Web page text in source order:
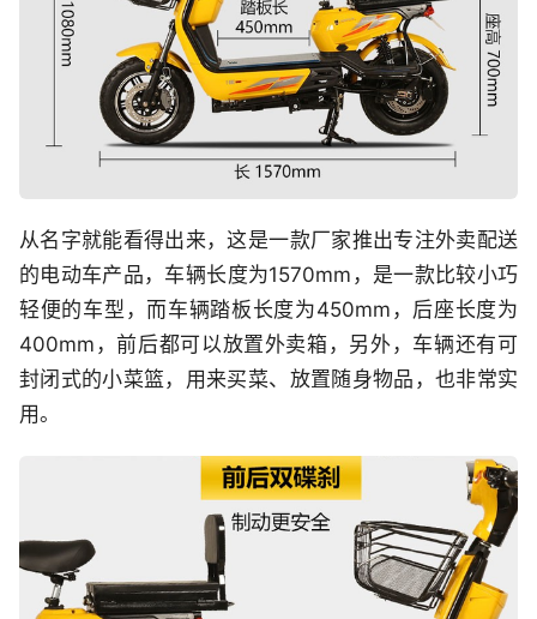
从名字就能看得出来，这是一款厂家推出专注外卖配送
的电动车产品，车辆长度为1570mm，是一款比较小巧
轻便的车型，而车辆踏板长度为450mm，后座长度为
400mm，前后都可以放置外卖箱，另外，车辆还有可
封闭式的小菜篮，用来买菜、放置随身物品，也非常实
用。